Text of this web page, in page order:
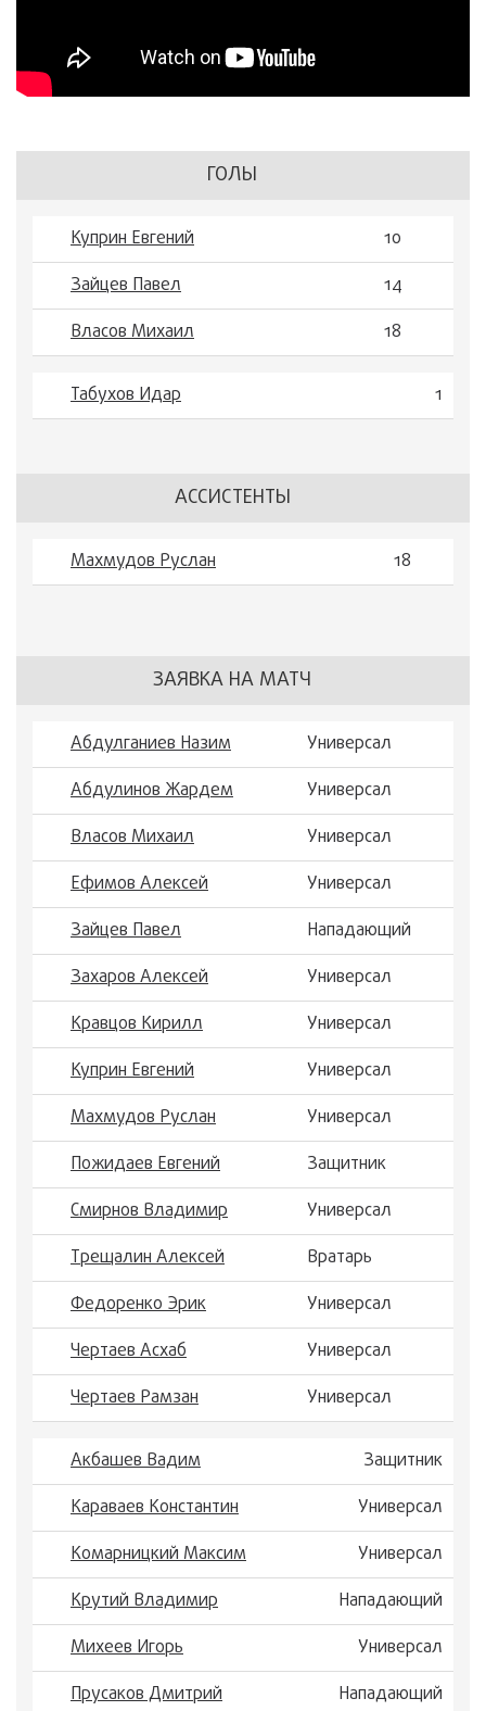
ГОЛЫ
Куприн Евгений
10
Зайцев Павел
14
Власов Михаил
18
Табухов Идар 1
АССИСТЕНТЫ
Махмудов Руслан 18
ЗАЯВКА НА МАТЧ
Абдулганиев Назим
Универсал
Абдулинов Жардем
Универсал
Власов Михаил
Универсал
Ефимов Алексей
Универсал
Зайцев Павел
Нападающий
Захаров Алексей
Универсал
Кравцов Кирилл
Универсал
Куприн Евгений
Универсал
Махмудов Руслан
Универсал
Пожидаев Евгений
Защитник
Смирнов Владимир
Универсал
Трещалин Алексей
Вратарь
Федоренко Эрик
Универсал
Чертаев Асхаб
Универсал
Чертаев Рамзан
Универсал
Акбашев Вадим
Защитник
Караваев Константин
Универсал
Комарницкий Максим
Универсал
Крутий Владимир
Нападающий
Михеев Игорь
Универсал
Прусаков Дмитрий
Нападающий